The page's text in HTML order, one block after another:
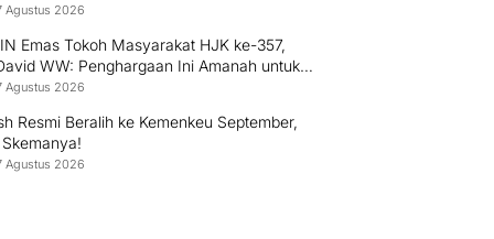
Agustus 2026
Emas Tokoh Masyarakat HJK ke-357,
WW: Penghargaan Ini Amanah untuk
kepada Warga Padang
Agustus 2026
Resmi Beralih ke Kemenkeu September,
Agustus 2026